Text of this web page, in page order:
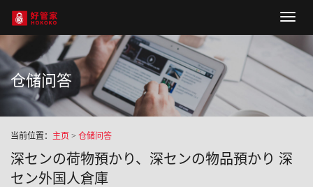
仓储问答
当前位置： 主页 > 仓储问答
深センの荷物預かり、深センの物品預かり 深
セン外国人倉庫